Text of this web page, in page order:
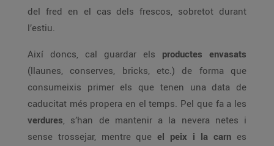
del fred en el cas dels frescos, sobretot durant
l’estiu.
Així doncs, cal guardar els productes envasats
(llaunes, conserves, bricks, etc.) de forma que
consumeixis primer els que tenen una data de
caducitat més propera en el temps. Pel que fa a les
verdures, s’han de mantenir a la nevera netes i
sense trossejar, mentre que el peix i la carn es